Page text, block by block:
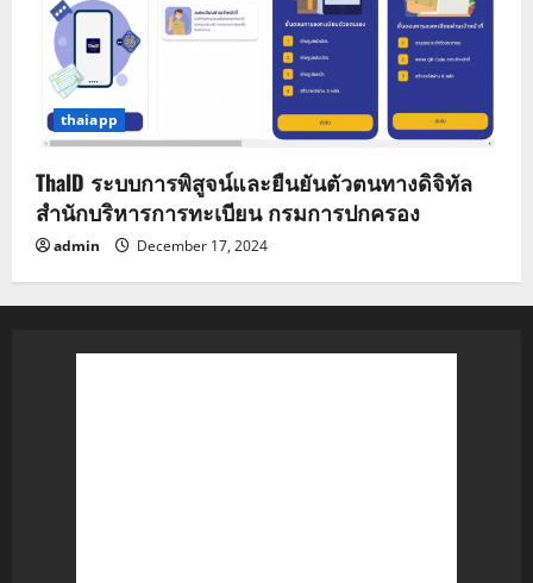
thaiapp
ThaID ระบบการพิสูจน์และยืนยันตัวตนทางดิจิทัล
สำนักบริหารการทะเบียน กรมการปกครอง
admin December 17, 2024